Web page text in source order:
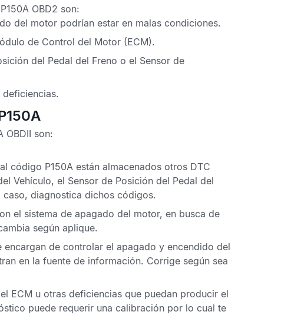
OBD2 son:
del motor podrían estar en malas condiciones.
de Control del Motor (ECM).
del Pedal del Freno o el Sensor de
deficiencias.
OBDII son:
código P150A están almacenados otros DTC
Vehículo, el Sensor de Posición del Pedal del
caso, diagnostica dichos códigos.
el sistema de apagado del motor, en busca de
según aplique.
de controlar el apagado y encendido del
en la fuente de información. Corrige según sea
ECM u otras deficiencias que puedan producir el
puede requerir una calibración por lo cual te